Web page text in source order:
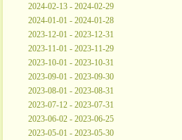
2024-02-13 - 2024-02-29
2024-01-01 - 2024-01-28
2023-12-01 - 2023-12-31
2023-11-01 - 2023-11-29
2023-10-01 - 2023-10-31
2023-09-01 - 2023-09-30
2023-08-01 - 2023-08-31
2023-07-12 - 2023-07-31
2023-06-02 - 2023-06-25
2023-05-01 - 2023-05-30